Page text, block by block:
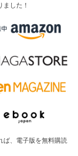
した！
ば、電子版を無料購読